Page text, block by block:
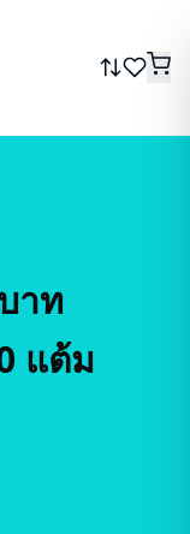
าท
แต้ม
าท
แต้ม